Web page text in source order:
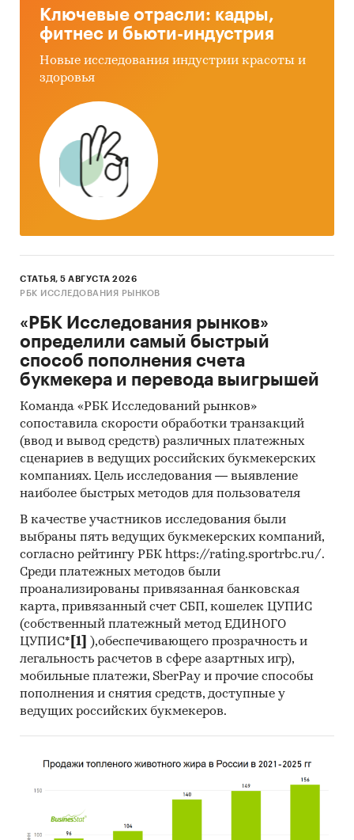
Ключевые отрасли: кадры,
фитнес и бьюти-индустрия
Новые исследования индустрии красоты и
здоровья
СТАТЬЯ, 5 АВГУСТА 2026
РБК ИССЛЕДОВАНИЯ РЫНКОВ
«РБК Исследования рынков»
определили самый быстрый
способ пополнения счета
букмекера и перевода выигрышей
Команда «РБК Исследований рынков»
сопоставила скорости обработки транзакций
(ввод и вывод средств) различных платежных
сценариев в ведущих российских букмекерских
компаниях. Цель исследования — выявление
наиболее быстрых методов для пользователя
В качестве участников исследования были
выбраны пять ведущих букмекерских компаний,
согласно рейтингу РБК https://rating.sportrbc.ru/.
Среди платежных методов были
проанализированы привязанная банковская
карта, привязанный счет СБП, кошелек ЦУПИС
(собственный платежный метод ЕДИНОГО
ЦУПИС* [1]
),обеспечивающего прозрачность и
легальность расчетов в сфере азартных игр),
мобильные платежи, SberPay и прочие способы
пополнения и снятия средств, доступные у
ведущих российских букмекеров.